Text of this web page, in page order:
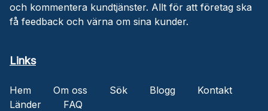
och kommentera kundtjänster. Allt för att företag ska
få feedback och värna om sina kunder.
Links
Hem Om oss Sök Blogg
Kontakt
Länder
FAQ